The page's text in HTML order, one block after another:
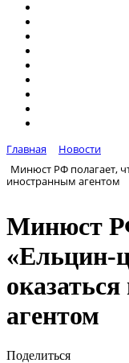
Главная
Новости
Минюст РФ полагает,
иностранным агентом
Минюст
«Ельцин-
агентом
Поделиться